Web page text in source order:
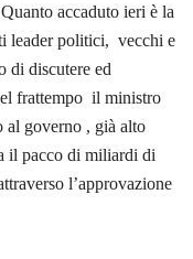
accaduto ieri è la
leader politici, vecchi e
di discutere ed
frattempo il ministro
al governo , già alto
il pacco di miliardi di
l’approvazione